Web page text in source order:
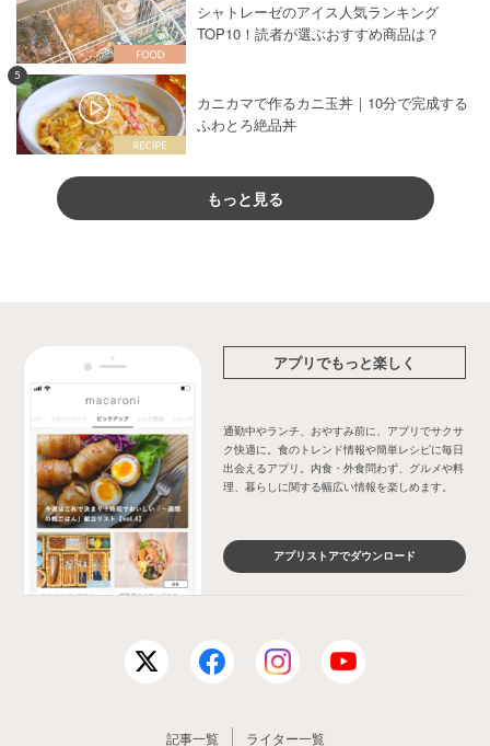
シャトレーゼのアイス人気ランキング
TOP10！読者が選ぶおすすめ商品は？
5
カニカマで作るカニ玉丼｜10分で完成する
ふわとろ絶品丼
もっと見る
アプリでもっと楽しく
通勤中やランチ、おやすみ前に、アプリでサクサ
ク快適に。食のトレンド情報や簡単レシピに毎日
出会えるアプリ。内食・外食問わず、グルメや料
理、暮らしに関する幅広い情報を楽しめます。
アプリストアでダウンロード
記事一覧 ライター一覧